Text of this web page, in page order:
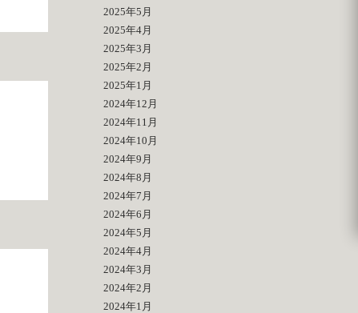
2025年5月
2025年4月
2025年3月
2025年2月
2025年1月
2024年12月
2024年11月
2024年10月
2024年9月
2024年8月
2024年7月
2024年6月
2024年5月
2024年4月
2024年3月
2024年2月
2024年1月